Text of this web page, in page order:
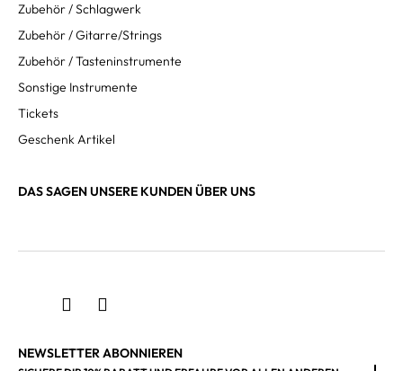
Zubehör / Schlagwerk
Zubehör / Gitarre/Strings
Zubehör / Tasteninstrumente
Sonstige Instrumente
Tickets
Geschenk Artikel
DAS SAGEN UNSERE KUNDEN ÜBER UNS
NEWSLETTER ABONNIEREN